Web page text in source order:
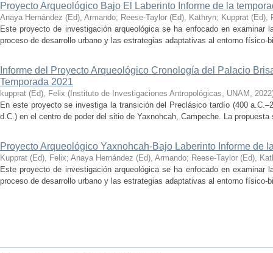
Proyecto Arqueológico Bajo El Laberinto Informe de la
Anaya Hernández (Ed), Armando; Reese-Taylor (Ed), Kathryn; Kupprat (Ed),
Este proyecto de investigación arqueológica se ha enfocado en examinar
proceso de desarrollo urbano y las estrategias adaptativas al entorno físico-
Informe del Proyecto Arqueológico Cronología del Palacio
Temporada 2021
kupprat (Ed), Felix ( Instituto de Investigaciones Antropológicas, UNAM , 2022
En este proyecto se investiga la transición del Preclásico tardío (400
d.C.) en el centro de poder del sitio de Yaxnohcah, Campeche. La
Proyecto Arqueológico Yaxnohcah-Bajo Laberinto Informe de
Kupprat (Ed), Felix; Anaya Hernández (Ed), Armando; Reese-Taylor (Ed),
Este proyecto de investigación arqueológica se ha enfocado en examinar
proceso de desarrollo urbano y las estrategias adaptativas al entorno físico-